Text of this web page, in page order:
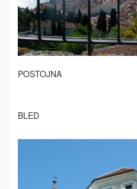
POSTOJNA
BLED